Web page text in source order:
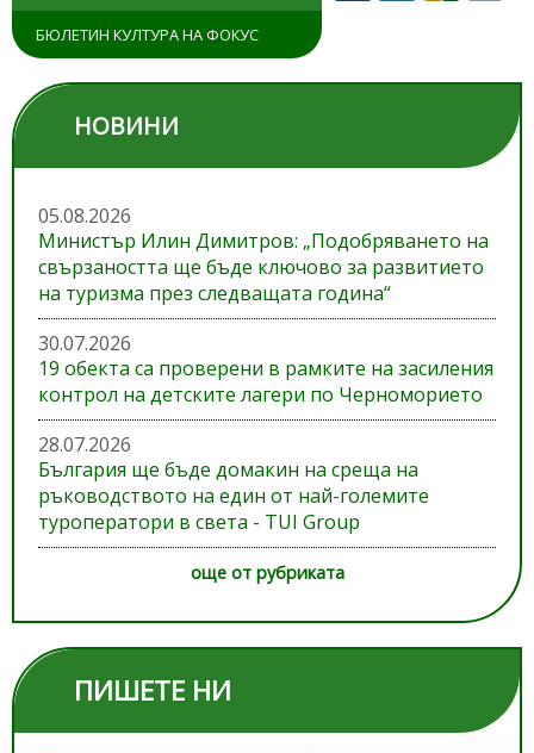
БЮЛЕТИН КУЛТУРА НА ФОКУС
НОВИНИ
05.08.2026
Министър Илин Димитров: „Подобряването на
свързаността ще бъде ключово за развитието
на туризма през следващата година“
30.07.2026
19 обекта са проверени в рамките на засиления
контрол на детските лагери по Черноморието
28.07.2026
България ще бъде домакин на среща на
ръководството на един от най-големите
туроператори в света - TUI Group
още от рубриката
ПИШЕТЕ НИ